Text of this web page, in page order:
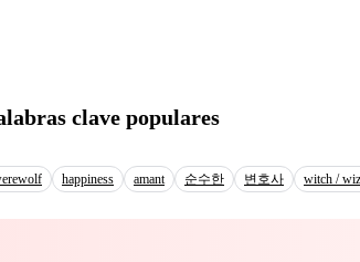
que eso jamás ocurriría,
clave populares
happiness amant 순수한 변호사 witch /